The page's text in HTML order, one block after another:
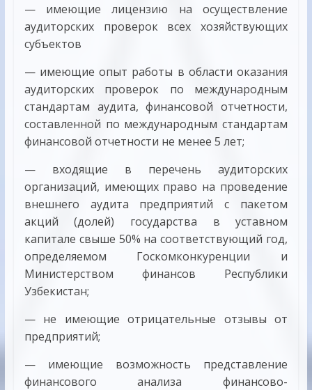
— имеющие лицензию на осуществление
аудиторских проверок всех хозяйствующих
субъектов
— имеющие опыт работы в области оказания
аудиторских проверок по международным
стандартам аудита, финансовой отчетности,
составленной по международным стандартам
финансовой отчетности не менее 5 лет;
— входящие в перечень аудиторских
организаций, имеющих право на проведение
внешнего аудита предприятий с пакетом
акций (долей) государства в уставном
капитале свыше 50% на соответствующий год,
определяемом Госкомконкуренции и
Министерством финансов Республики
Узбекистан;
— не имеющие отрицательные отзывы от
предприятий;
— имеющие возможность представление
финансового анализа финансово-